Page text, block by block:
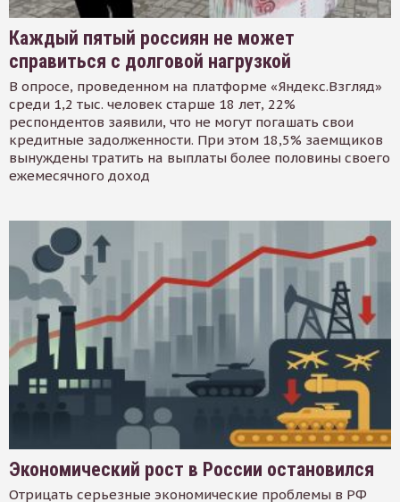
Каждый пятый россиян не может
справиться с долговой нагрузкой
В опросе, проведенном на платформе «Яндекс.Взгляд»
среди 1,2 тыс. человек старше 18 лет, 22%
респондентов заявили, что не могут погашать свои
кредитные задолженности. При этом 18,5% заемщиков
вынуждены тратить на выплаты более половины своего
ежемесячного доход
Экономический рост в России остановился
Отрицать серьезные экономические проблемы в РФ